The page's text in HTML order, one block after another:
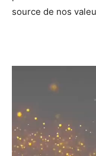
source de nos